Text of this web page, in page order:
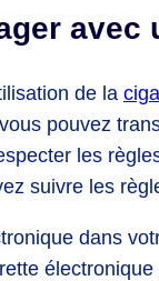
avec
de la
pouvez
les
suivre les
dans